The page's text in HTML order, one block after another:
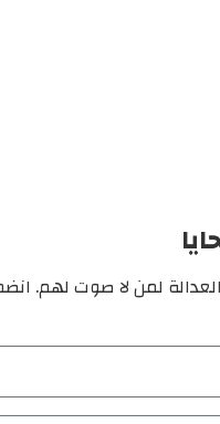
لمن لا صوت لهم.